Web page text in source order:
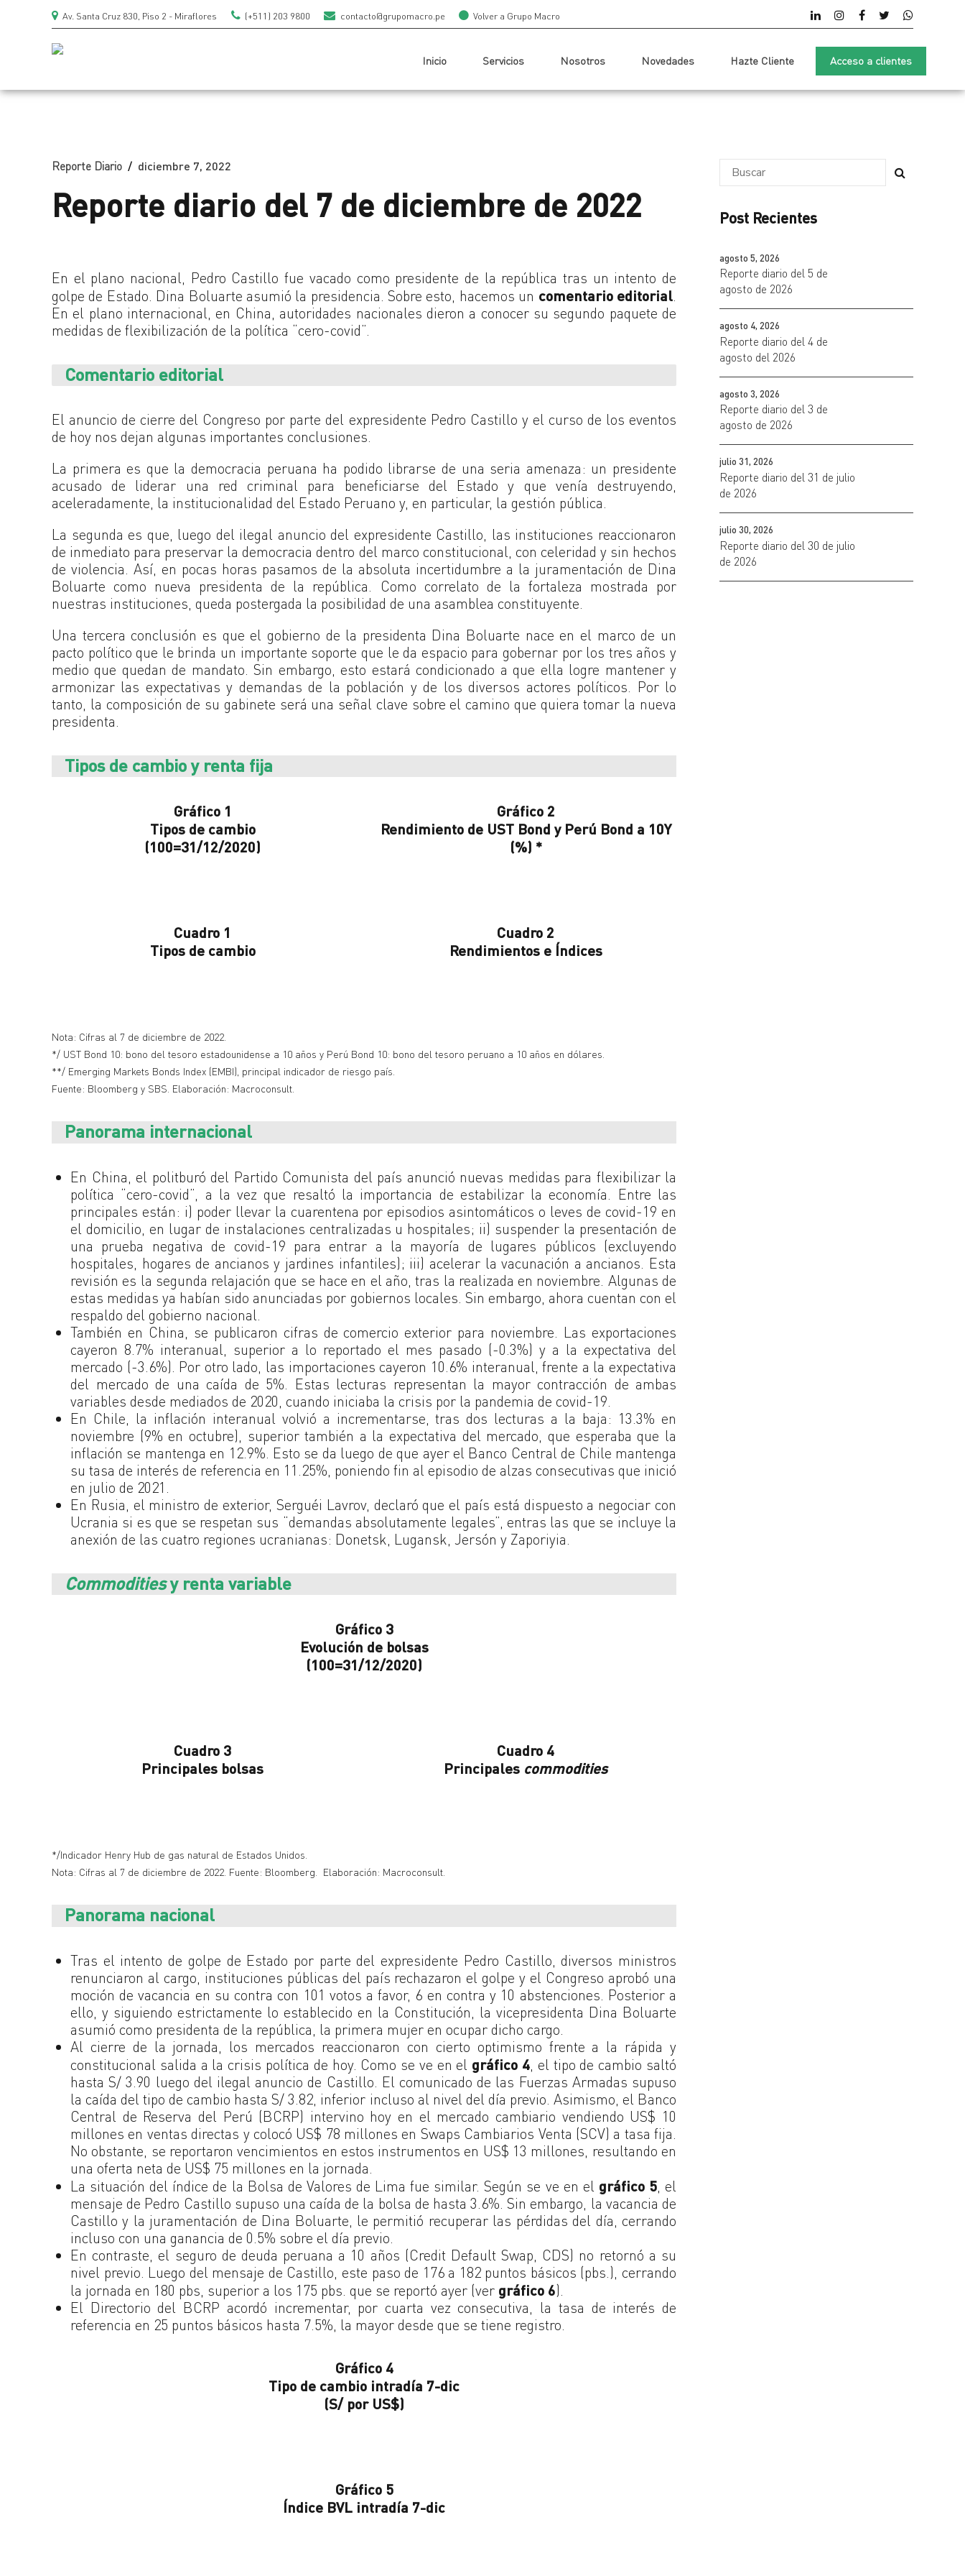
Av. Santa Cruz 830, Piso 2 - Miraflores (+511) 203 9800 contacto@grupomacro.pe Volver a Grupo Macro
Inicio Servicios Nosotros Novedades Hazte Cliente Acceso a clientes
Reporte Diario diciembre 7, 2022
Reporte diario del 7 de diciembre de 2022
En el plano nacional, Pedro Castillo fue vacado como presidente de la república tras un intento de
golpe de Estado. Dina Boluarte asumió la presidencia. Sobre esto, hacemos un comentario editorial
En el plano internacional, en China, autoridades nacionales dieron a conocer su segundo paquete de
medidas de flexibilización de la política “cero-covid”.
Comentario editorial
El anuncio de cierre del Congreso por parte del expresidente Pedro Castillo y el curso de los eventos
de hoy nos dejan algunas importantes conclusiones.
La primera es que la democracia peruana ha podido librarse de una seria amenaza: un presidente
acusado de liderar una red criminal para beneficiarse del Estado y que venía destruyendo,
aceleradamente, la institucionalidad del Estado Peruano y, en particular, la gestión pública.
La segunda es que, luego del ilegal anuncio del expresidente Castillo, las instituciones reaccionaron
de inmediato para preservar la democracia dentro del marco constitucional, con celeridad y sin hechos
de violencia. Así, en pocas horas pasamos de la absoluta incertidumbre a la juramentación de Dina
Boluarte como nueva presidenta de la república. Como correlato de la fortaleza mostrada por
nuestras instituciones, queda postergada la posibilidad de una asamblea constituyente.
Una tercera conclusión es que el gobierno de la presidenta Dina Boluarte nace en el marco de un
pacto político que le brinda un importante soporte que le da espacio para gobernar por los tres años y
medio que quedan de mandato. Sin embargo, esto estará condicionado a que ella logre mantener y
armonizar las expectativas y demandas de la población y de los diversos actores políticos. Por lo
tanto, la composición de su gabinete será una señal clave sobre el camino que quiera tomar la nueva
presidenta.
Tipos de cambio y renta fija
Gráfico 1
Tipos de cambio
(100=31/12/2020)
Gráfico 2
Rendimiento de UST Bond y Perú Bond a 10Y
(%) *
Cuadro 1
Tipos de cambio
Cuadro 2
Rendimientos e Índices
Nota: Cifras al 7 de diciembre de 2022.
*/ UST Bond 10: bono del tesoro estadounidense a 10 años y Perú Bond 10: bono del tesoro peruano a 10 años en dólares.
**/ Emerging Markets Bonds Index (EMBI), principal indicador de riesgo país.
Fuente: Bloomberg y SBS. Elaboración: Macroconsult.
Panorama internacional
En China, el politburó del Partido Comunista del país anunció nuevas medidas para flexibilizar la
política “cero-covid”, a la vez que resaltó la importancia de estabilizar la economía. Entre las
principales están: i) poder llevar la cuarentena por episodios asintomáticos o leves de covid-19 en
el domicilio, en lugar de instalaciones centralizadas u hospitales; ii) suspender la presentación de
una prueba negativa de covid-19 para entrar a la mayoría de lugares públicos (excluyendo
hospitales, hogares de ancianos y jardines infantiles); iii) acelerar la vacunación a ancianos. Esta
revisión es la segunda relajación que se hace en el año, tras la realizada en noviembre. Algunas de
estas medidas ya habían sido anunciadas por gobiernos locales. Sin embargo, ahora cuentan con el
respaldo del gobierno nacional.
También en China, se publicaron cifras de comercio exterior para noviembre. Las exportaciones
cayeron 8.7% interanual, superior a lo reportado el mes pasado (-0.3%) y a la expectativa del
mercado (-3.6%). Por otro lado, las importaciones cayeron 10.6% interanual, frente a la expectativa
del mercado de una caída de 5%. Estas lecturas representan la mayor contracción de ambas
variables desde mediados de 2020, cuando iniciaba la crisis por la pandemia de covid-19.
En Chile, la inflación interanual volvió a incrementarse, tras dos lecturas a la baja: 13.3% en
noviembre (9% en octubre), superior también a la expectativa del mercado, que esperaba que la
inflación se mantenga en 12.9%. Esto se da luego de que ayer el Banco Central de Chile mantenga
su tasa de interés de referencia en 11.25%, poniendo fin al episodio de alzas consecutivas que inició
en julio de 2021.
En Rusia, el ministro de exterior, Serguéi Lavrov, declaró que el país está dispuesto a negociar con
Ucrania si es que se respetan sus “demandas absolutamente legales”, entras las que se incluye la
anexión de las cuatro regiones ucranianas: Donetsk, Lugansk, Jersón y Zaporiyia.
Commoditiesy renta variable
Gráfico 3
Evolución de bolsas
(100=31/12/2020)
Cuadro 3
Principales bolsas
Cuadro 4
Principales commodities
*/Indicador Henry Hub de gas natural de Estados Unidos.
Nota: Cifras al 7 de diciembre de 2022. Fuente: Bloomberg. Elaboración: Macroconsult.
Panorama nacional
Tras el intento de golpe de Estado por parte del expresidente Pedro Castillo, diversos ministros
renunciaron al cargo, instituciones públicas del país rechazaron el golpe y el Congreso aprobó una
moción de vacancia en su contra con 101 votos a favor, 6 en contra y 10 abstenciones. Posterior a
ello, y siguiendo estrictamente lo establecido en la Constitución, la vicepresidenta Dina Boluarte
asumió como presidenta de la república, la primera mujer en ocupar dicho cargo.
Al cierre de la jornada, los mercados reaccionaron con cierto optimismo frente a la rápida y
constitucional salida a la crisis política de hoy. Como se ve en el gráfico 4 , el tipo de cambio saltó
hasta S/ 3.90 luego del ilegal anuncio de Castillo. El comunicado de las Fuerzas Armadas supuso
la caída del tipo de cambio hasta S/ 3.82, inferior incluso al nivel del día previo. Asimismo, el Banco
Central de Reserva del Perú (BCRP) intervino hoy en el mercado cambiario vendiendo US$ 10
millones en ventas directas y colocó US$ 78 millones en Swaps Cambiarios Venta (SCV) a tasa fija.
No obstante, se reportaron vencimientos en estos instrumentos en US$ 13 millones, resultando en
una oferta neta de US$ 75 millones en la jornada.
La situación del índice de la Bolsa de Valores de Lima fue similar. Según se ve en el gráfico 5, el
mensaje de Pedro Castillo supuso una caída de la bolsa de hasta 3.6%. Sin embargo, la vacancia de
Castillo y la juramentación de Dina Boluarte, le permitió recuperar las pérdidas del día, cerrando
incluso con una ganancia de 0.5% sobre el día previo.
En contraste, el seguro de deuda peruana a 10 años (Credit Default Swap, CDS) no retornó a su
nivel previo. Luego del mensaje de Castillo, este paso de 176 a 182 puntos básicos (pbs.), cerrando
la jornada en 180 pbs, superior a los 175 pbs. que se reportó ayer (ver gráfico 6).
El Directorio del BCRP acordó incrementar, por cuarta vez consecutiva, la tasa de interés de
referencia en 25 puntos básicos hasta 7.5%, la mayor desde que se tiene registro.
Gráfico 4
Tipo de cambio intradía 7-dic
(S/ por US$)
Gráfico 5
Índice BVL intradía 7-dic
Post Recientes
agosto 5, 2026
Reporte diario del 5 de
agosto de 2026
agosto 4, 2026
Reporte diario del 4 de
agosto del 2026
agosto 3, 2026
Reporte diario del 3 de
agosto de 2026
julio 31, 2026
Reporte diario del 31 de julio
de 2026
julio 30, 2026
Reporte diario del 30 de julio
de 2026